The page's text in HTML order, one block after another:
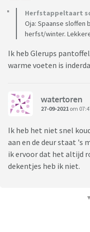
Herfstappeltaart
Oja: Spaanse sloffen
herfst/winter.
Ik heb Glerups
warme voeten is
watertoren
27-09-2021 om
Ik heb het niet snel
aan en de deur staat 's
ik ervoor dat het altijd
dekentjes heb ik niet.